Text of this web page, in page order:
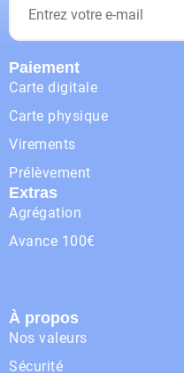
Paiement
Carte digitale
Carte physique
Virements
Prélèvement
Extras
Agrégation
Avance 100€
À propos
Nos valeurs
Sécurité